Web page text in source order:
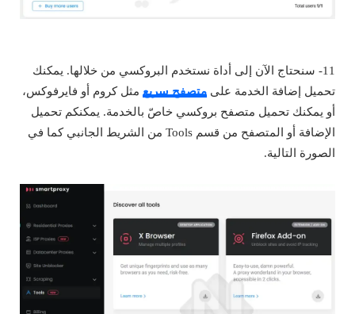
11- سنحتاج الآن إلى أداة نستخدم البروكسي من خلالها. يمكنك
تحميل إضافة الخدمة على متصفح سريع مثل كروم أو فايرفوكس،
أو يمكنك تحميل متصفح بروكسي خاصّ بالخدمة. يمكنكم تحميل
الإضافة أو المتصفح من قسم Tools من الشريط الجانبي كما في
الصورة التالية.